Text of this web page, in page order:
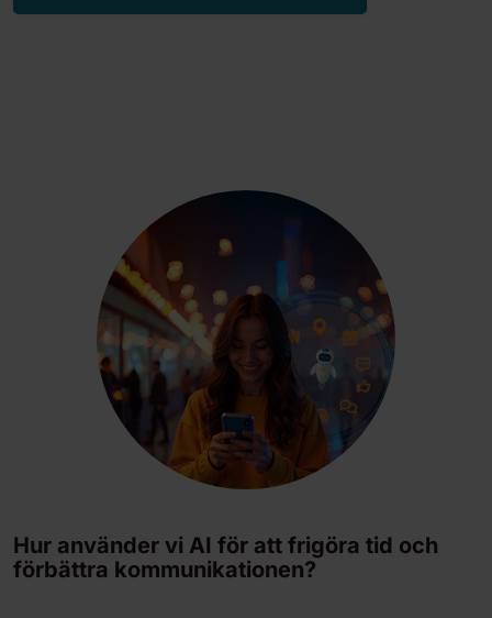
Hur använder vi AI för att frigöra tid och
förbättra kommunikationen?